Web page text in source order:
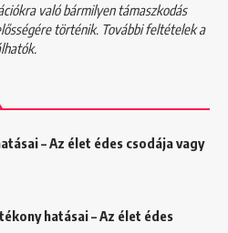
való bármilyen támaszkodás
történik. További feltételek a
– Az élet édes csodája vagy
hatásai – Az élet édes